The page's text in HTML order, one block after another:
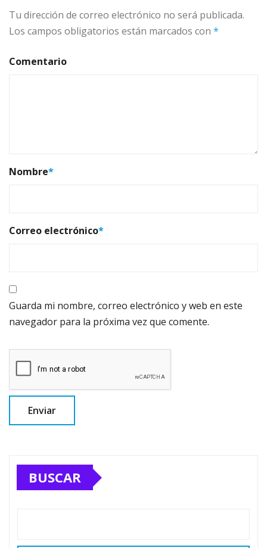
Tu dirección de correo electrónico no será publicada.
Los campos obligatorios están marcados con *
Comentario
Nombre*
Correo electrónico*
Guarda mi nombre, correo electrónico y web en este
navegador para la próxima vez que comente.
BUSCAR